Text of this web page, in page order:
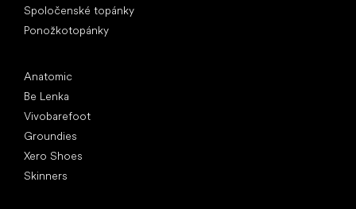
Spoločenské topánky
Ponožkotopánky
Anatomic
Be Lenka
Vivobarefoot
Groundies
Xero Shoes
Skinners